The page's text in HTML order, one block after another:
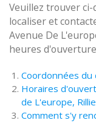
Veuillez trouver
localiser et
Avenue De
heures
Coordonnées du
Horaires
de L'europe,
Comment s'y